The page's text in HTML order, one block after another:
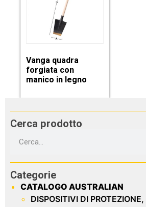
Vanga quadra
forgiata con
manico in legno
Cerca prodotto
Categorie
CATALOGO AUSTRALIAN
DISPOSITIVI DI